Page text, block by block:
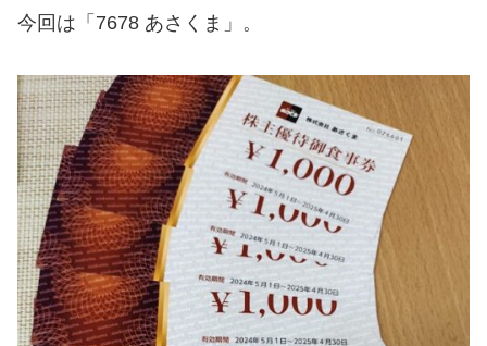
今回は「7678 あさくま」。